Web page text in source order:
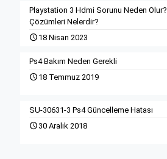
Playstation 3 Hdmi Sorunu Neden Olur?
Çözümleri Nelerdir?
18 Nisan 2023
Ps4 Bakım Neden Gerekli
18 Temmuz 2019
SU-30631-3 Ps4 Güncelleme Hatası
30 Aralık 2018